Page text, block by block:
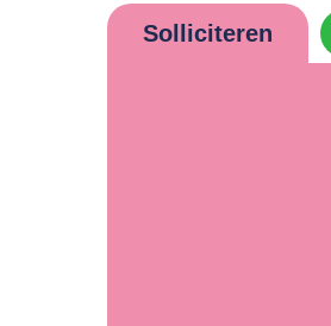
Solliciteren